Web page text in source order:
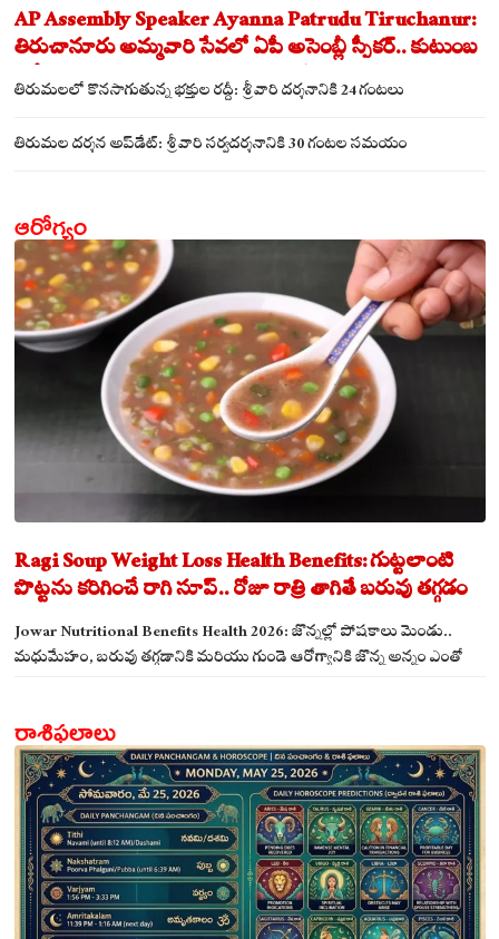
AP Assembly Speaker Ayanna Patrudu Tiruchanur:
తిరుచానూరు అమ్మవారి సేవలో ఏపీ అసెంబ్లీ స్పీకర్.. కుటుంబ
సమేతంగా దర్శించుకున్న అయ్యన్నపాత్రుడు!
తిరుమలలో కొనసాగుతున్న భక్తుల రద్దీ: శ్రీవారి దర్శనానికి 24 గంటలు
తిరుమల దర్శన అప్‌డేట్: శ్రీవారి సర్వదర్శనానికి 30 గంటల సమయం
ఆరోగ్యం
Ragi Soup Weight Loss Health Benefits: గుట్టలాంటి
పొట్టను కరిగించే రాగి సూప్.. రోజూ రాత్రి తాగితే బరువు తగ్గడం
ఖాయం!
Jowar Nutritional Benefits Health 2026: జొన్నల్లో పోషకాలు మెండు..
మధుమేహం, బరువు తగ్గడానికి మరియు గుండె ఆరోగ్యానికి జొన్న అన్నం ఎంతో
రాశిఫలాలు